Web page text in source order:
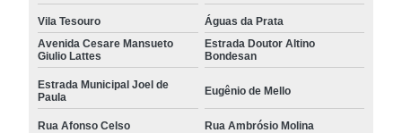
Vila Tesouro
Águas da Prata
Avenida Cesare Mansueto
Giulio Lattes
Estrada Doutor Altino
Bondesan
Estrada Municipal Joel de
Paula
Eugênio de Mello
Rua Afonso Celso Rua Ambrósio Molina